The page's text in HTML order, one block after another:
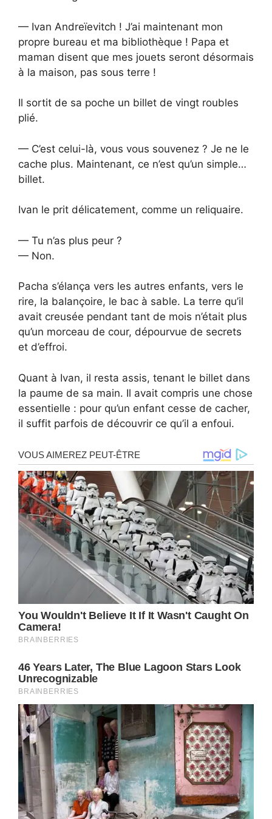
— Ivan Andreïevitch ! J’ai maintenant mon
propre bureau et ma bibliothèque ! Papa et
maman disent que mes jouets seront désormais
à la maison, pas sous terre !
Il sortit de sa poche un billet de vingt roubles
plié.
— C’est celui-là, vous vous souvenez ? Je ne le
cache plus. Maintenant, ce n’est qu’un simple…
billet.
Ivan le prit délicatement, comme un reliquaire.
— Tu n’as plus peur ?
— Non.
Pacha s’élança vers les autres enfants, vers le
rire, la balançoire, le bac à sable. La terre qu’il
avait creusée pendant tant de mois n’était plus
qu’un morceau de cour, dépourvue de secrets
et d’effroi.
Quant à Ivan, il resta assis, tenant le billet dans
la paume de sa main. Il avait compris une chose
essentielle : pour qu’un enfant cesse de cacher,
il suffit parfois de découvrir ce qu’il a enfoui.